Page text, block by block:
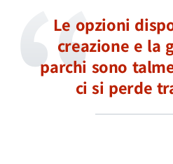
Le opzioni
creazione e la
parchi sono
ci si perde